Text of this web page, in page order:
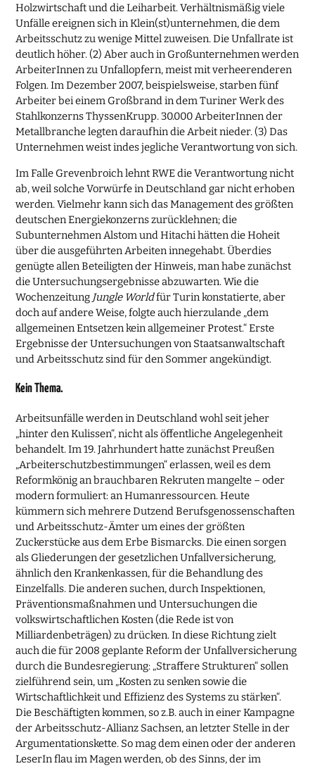
Holzwirtschaft und die Leiharbeit. Verhältnismäßig viele
Unfälle ereignen sich in Klein(st)unternehmen, die dem
Arbeitsschutz zu wenige Mittel zuweisen. Die Unfallrate ist
deutlich höher. (2) Aber auch in Großunternehmen werden
ArbeiterInnen zu Unfallopfern, meist mit verheerenderen
Folgen. Im Dezember 2007, beispielsweise, starben fünf
Arbeiter bei einem Großbrand in dem Turiner Werk des
Stahlkonzerns ThyssenKrupp. 30.000 ArbeiterInnen der
Metallbranche legten daraufhin die Arbeit nieder. (3) Das
Unternehmen weist indes jegliche Verantwortung von sich.
Im Falle Grevenbroich lehnt RWE die Verantwortung nicht
ab, weil solche Vorwürfe in Deutschland gar nicht erhoben
werden. Vielmehr kann sich das Management des größten
deutschen Energiekonzerns zurücklehnen; die
Subunternehmen Alstom und Hitachi hätten die Hoheit
über die ausgeführten Arbeiten innegehabt. Überdies
genügte allen Beteiligten der Hinweis, man habe zunächst
die Untersuchungsergebnisse abzuwarten. Wie die
Wochenzeitung Jungle Worldfür Turin konstatierte, aber
doch auf andere Weise, folgte auch hierzulande „dem
allgemeinen Entsetzen kein allgemeiner Protest.“ Erste
Ergebnisse der Untersuchungen von Staatsanwaltschaft
und Arbeitsschutz sind für den Sommer angekündigt.
Kein Thema.
Arbeitsunfälle werden in Deutschland wohl seit jeher
„hinter den Kulissen“, nicht als öffentliche Angelegenheit
behandelt. Im 19. Jahrhundert hatte zunächst Preußen
„Arbeiterschutzbestimmungen“ erlassen, weil es dem
Reformkönig an brauchbaren Rekruten mangelte – oder
modern formuliert: an Humanressourcen. Heute
kümmern sich mehrere Dutzend Berufsgenossenschaften
und Arbeitsschutz-Ämter um eines der größten
Zuckerstücke aus dem Erbe Bismarcks. Die einen sorgen
als Gliederungen der gesetzlichen Unfallversicherung,
ähnlich den Krankenkassen, für die Behandlung des
Einzelfalls. Die anderen suchen, durch Inspektionen,
Präventionsmaßnahmen und Untersuchungen die
volkswirtschaftlichen Kosten (die Rede ist von
Milliardenbeträgen) zu drücken. In diese Richtung zielt
auch die für 2008 geplante Reform der Unfallversicherung
durch die Bundesregierung: „Straffere Strukturen“ sollen
zielführend sein, um „Kosten zu senken sowie die
Wirtschaftlichkeit und Effizienz des Systems zu stärken“.
Die Beschäftigten kommen, so z.B. auch in einer Kampagne
der Arbeitsschutz-Allianz Sachsen, an letzter Stelle in der
Argumentationskette. So mag dem einen oder der anderen
LeserIn flau im Magen werden, ob des Sinns, der im